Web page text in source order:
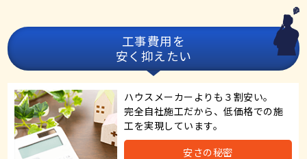
工事費用を
安く抑えたい
ハウスメーカーよりも３割安い。
完全自社施工だから、低価格での施
工を実現しています。
安さの秘密